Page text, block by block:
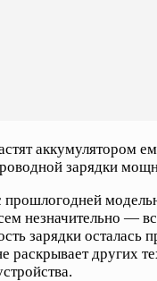
аккумулятором
зарядки
незначительно —
зарядки осталась
раскрывает других